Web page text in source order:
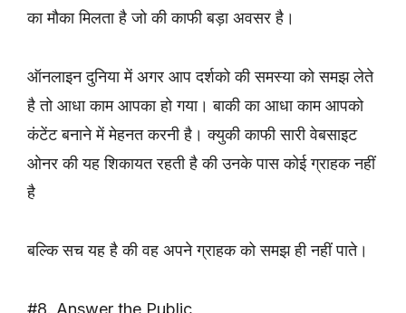
का मौका मिलता है जो की काफी बड़ा अवसर है।
ऑनलाइन दुनिया में अगर आप दर्शको की समस्या को समझ लेते
है तो आधा काम आपका हो गया। बाकी का आधा काम आपको
कंटेंट बनाने में मेहनत करनी है। क्युकी काफी सारी वेबसाइट
ओनर की यह शिकायत रहती है की उनके पास कोई ग्राहक नहीं
है
बल्कि सच यह है की वह अपने ग्राहक को समझ ही नहीं पाते।
#8. Answer the Public